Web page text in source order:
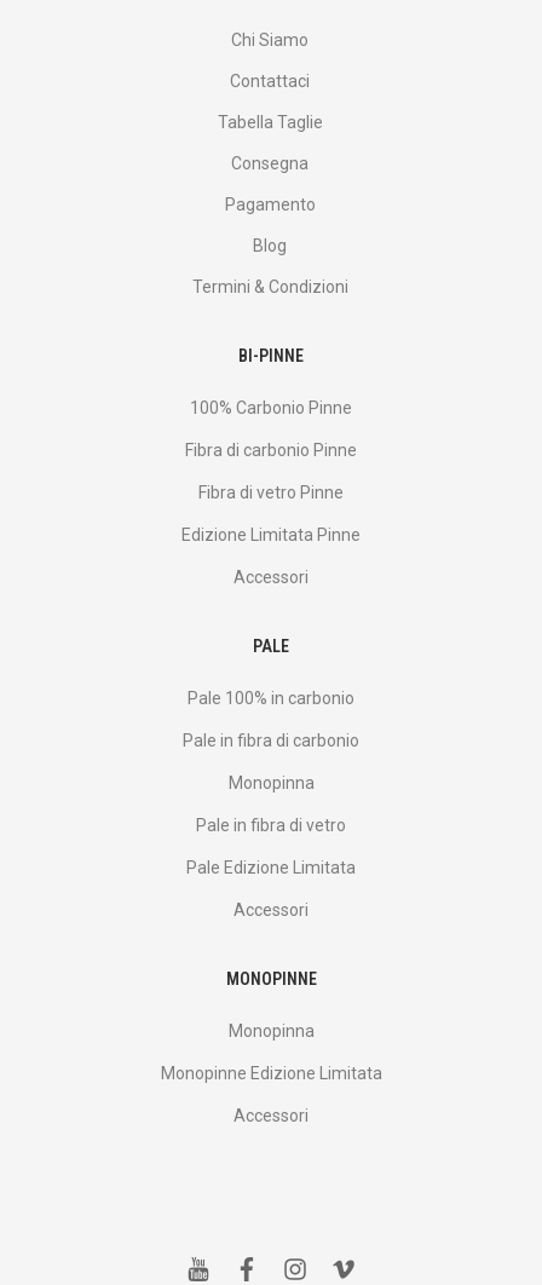
Chi Siamo
Contattaci
Tabella Taglie
Consegna
Pagamento
Blog
Termini & Condizioni
BI-PINNE
100% Carbonio Pinne
Fibra di carbonio Pinne
Fibra di vetro Pinne
Edizione Limitata Pinne
Accessori
PALE
Pale 100% in carbonio
Pale in fibra di carbonio
Monopinna
Pale in fibra di vetro
Pale Edizione Limitata
Accessori
MONOPINNE
Monopinna
Monopinne Edizione Limitata
Accessori
y f i v